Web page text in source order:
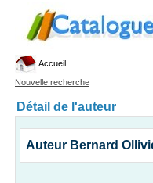
Accueil
Nouvelle recherche
Détail de l'auteur
Auteur Bernard